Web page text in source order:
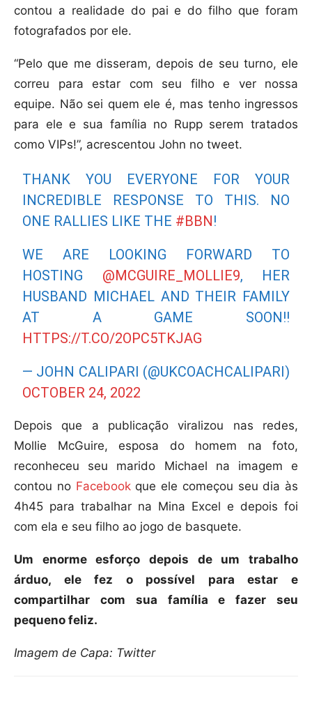
contou a realidade do pai e do filho que foram
fotografados por ele.
“Pelo que me disseram, depois de seu turno, ele
correu para estar com seu filho e ver nossa
equipe. Não sei quem ele é, mas tenho ingressos
para ele e sua família no Rupp serem tratados
como VIPs!”, acrescentou John no tweet.
THANK YOU EVERYONE FOR YOUR
INCREDIBLE RESPONSE TO THIS. NO
ONE RALLIES LIKE THE #BBN!
WE ARE LOOKING FORWARD TO
HOSTING @MCGUIRE_MOLLIE9, HER
HUSBAND MICHAEL AND THEIR FAMILY
AT A GAME SOON!!
HTTPS://T.CO/2OPC5TKJAG
— JOHN CALIPARI (@UKCOACHCALIPARI)
OCTOBER 24, 2022
Depois que a publicação viralizou nas redes,
Mollie McGuire, esposa do homem na foto,
reconheceu seu marido Michael na imagem e
contou no Facebookque ele começou seu dia às
4h45 para trabalhar na Mina Excel e depois foi
com ela e seu filho ao jogo de basquete.
Um enorme esforço depois de um trabalho
árduo, ele fez o possível para estar e
compartilhar com sua família e fazer seu
pequeno feliz.
Imagem de Capa: Twitter